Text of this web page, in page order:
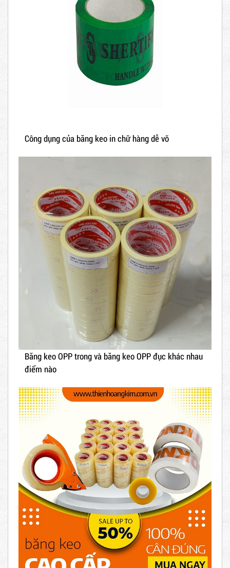
Công dụng của băng keo in chữ hàng dễ vỡ
Băng keo OPP trong và băng keo OPP đục khác nhau
điểm nào